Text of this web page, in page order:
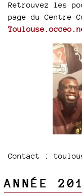
Retrouvez les
page du Centre
Contact :
ANNÉE